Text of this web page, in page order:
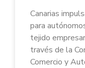
Canarias
para
tejido
través de la
Comercio y